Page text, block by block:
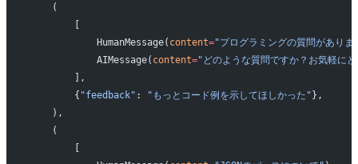
    (
        [
            HumanMessage(
content="プログラミングの質問がありま
            AIMessage(
content="どのような質問ですか？お気軽に
        ],
        {
"feedback" : "もっとコード例を示してほしかった"},
    ),
    (
        [